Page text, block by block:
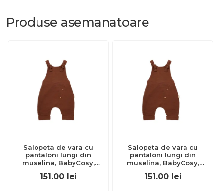
Produse asemanatoare
Salopeta de vara cu
pantaloni lungi din
muselina, BabyCosy,
(Marime: 18-24 Luni)
151.00 lei
Salopeta de vara cu
pantaloni lungi din
muselina, BabyCosy,
(Marime: 6-9 luni) JEMBC-
151.00 lei